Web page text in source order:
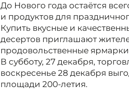
До Нового года остаётся
и продуктов для
Купить вкусные и
десертов приглашают
продовольственные
В субботу, 27 декабря,
воскресенье 28 декабря
площади 200-летия.